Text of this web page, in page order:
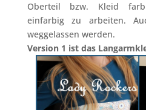
Oberteil bzw. Kleid
einfarbig zu arbeiten.
weggelassen werden.
Version 1 ist das